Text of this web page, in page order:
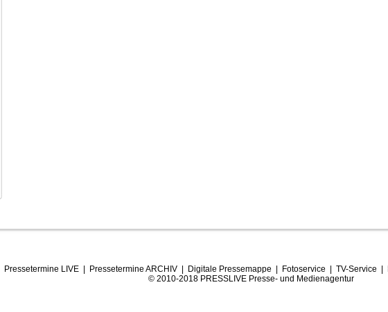
Pressetermine LIVE| Pressetermine ARCHIV| Digitale Pressemappe Fotoservice TV-Service
© 2010-2018 PRESSLIVE Presse- und Medienagentur